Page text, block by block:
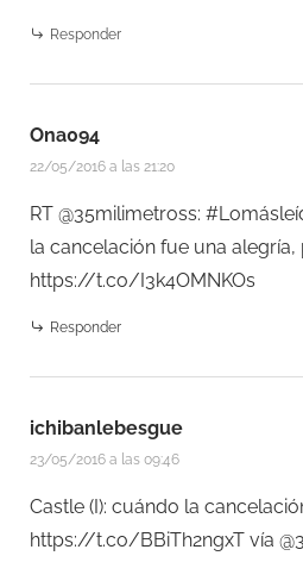
Responder
Ona094
22/05/2016 a las 21:20
RT @35milimetross:
la cancelación fue una alegría,
https://t.co/I3k4OMNKOs
Responder
ichibanlebesgue
23/05/2016 a las 09:46
Castle (I): cuándo la
https://t.co/BBiTh2ngxT vía